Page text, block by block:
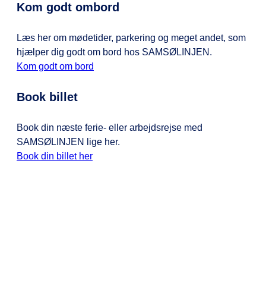
Kom godt ombord
Læs her om mødetider, parkering og meget andet, som
hjælper dig godt om bord hos SAMSØLINJEN.
Kom godt om bord
Book billet
Book din næste ferie- eller arbejdsrejse med
SAMSØLINJEN lige her.
Book din billet her